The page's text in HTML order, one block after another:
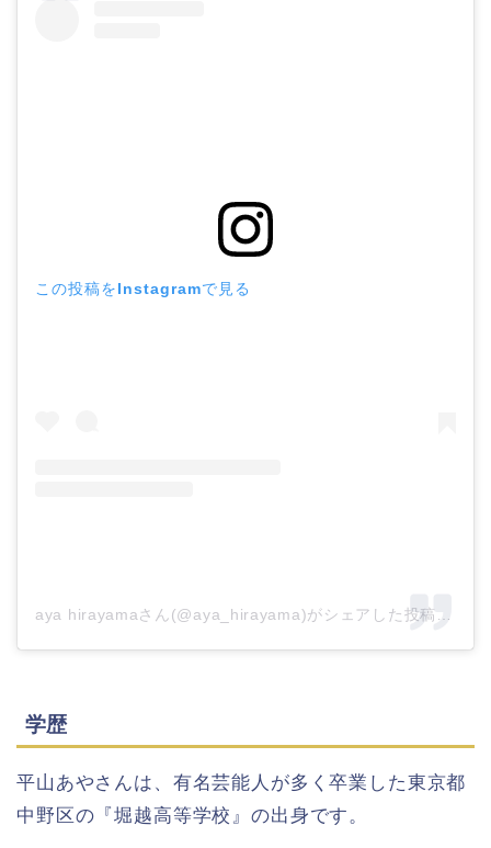
この投稿をInstagramで見る
学歴
平山あやさんは、有名芸能人が多く卒業した東京都
中野区の『堀越高等学校』の出身です。